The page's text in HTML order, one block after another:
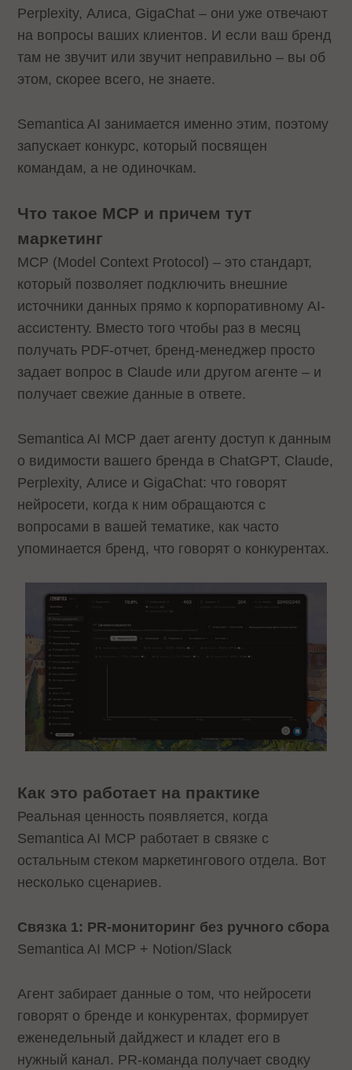
Perplexity, Алиса, GigaChat – они уже отвечают
на вопросы ваших клиентов. И если ваш бренд
там не звучит или звучит неправильно – вы об
этом, скорее всего, не знаете.
Semantica AI занимается именно этим, поэтому
запускает конкурс, который посвящен
командам, а не одиночкам.
Что такое MCP и причем тут
маркетинг
MCP (Model Context Protocol) – это стандарт,
который позволяет подключить внешние
источники данных прямо к корпоративному AI-
ассистенту. Вместо того чтобы раз в месяц
получать PDF-отчет, бренд-менеджер просто
задает вопрос в Claude или другом агенте – и
получает свежие данные в ответе.
Semantica AI MCP дает агенту доступ к данным
о видимости вашего бренда в ChatGPT, Claude,
Perplexity, Алисе и GigaChat: что говорят
нейросети, когда к ним обращаются с
вопросами в вашей тематике, как часто
упоминается бренд, что говорят о конкурентах.
Как это работает на практике
Реальная ценность появляется, когда
Semantica AI MCP работает в связке с
остальным стеком маркетингового отдела. Вот
несколько сценариев.
Связка 1: PR-мониторинг без ручного сбора
Semantica AI MCP + Notion/Slack
Агент забирает данные о том, что нейросети
говорят о бренде и конкурентах, формирует
еженедельный дайджест и кладет его в
нужный канал. PR-команда получает сводку